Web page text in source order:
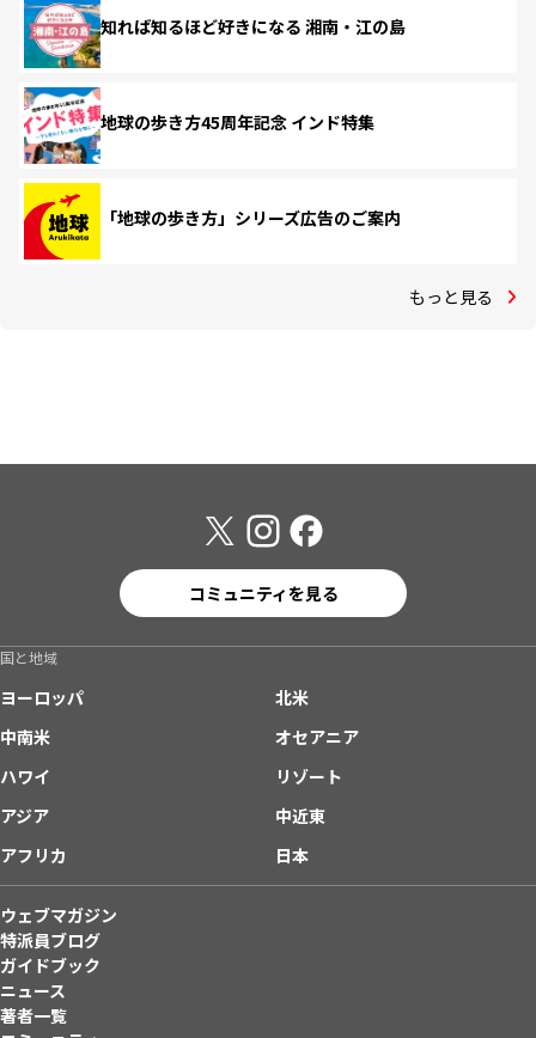
知れば知るほど好きになる 湘南・江の島
地球の歩き方45周年記念 インド特集
「地球の歩き方」シリーズ広告のご案内
もっと見る
コミュニティを見る
国と地域
ヨーロッパ
北米
中南米
オセアニア
ハワイ
リゾート
アジア
中近東
アフリカ
日本
ウェブマガジン
特派員ブログ
ガイドブック
ニュース
著者一覧